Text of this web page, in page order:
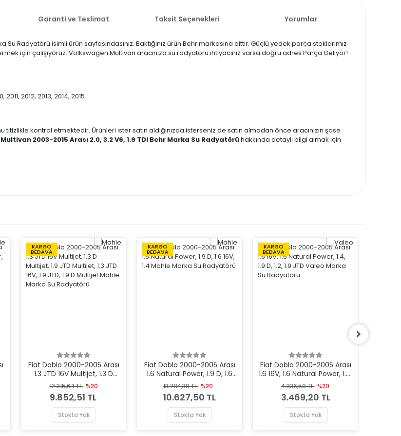
Garanti ve Teslimat Taksit Seçenekleri Yorumlar
Su Radyatörü isimli ürün sayfasındasınız. Baktığınız ürün Behr markasına aittir. Güçlü yedek parça stoklarımız
için çalışıyoruz. Volkswagen Multivan aracınıza su radyatörü ihtiyacınız varsa doğru adres Parça Geliyor!
2012, 2013, 2014, 2015
titizlikle kontrol etmektedir. Ürünleri ister satın aldığınızda isterseniz de satın almadan önce aracınızın şase
2003-2015 Arası 2.0, 3.2 V6, 1.9 TDI Behr Marka Su Radyatörühakkında detaylı bilgi almak için
KARGO
BEDAVA
Fiat Doblo 2000-2005 Arası
1.3 JTD 16V Multijet, 1.3 D
Multijet, 1.9 JTD Multijet, 1.3
JTD 16V, 1.9 JTD, 1.9 D
Multijet Mahle Marka Su
12.315,64 TL %20
9.852,51 TL
Stokta Yok
KARGO
BEDAVA
Fiat Doblo 2000-2005 Arası
1.6 Natural Power, 1.9 D, 1.6
16V, 1.4 Mahle Marka Su
Radyatörü
13.284,38 TL %20
10.627,50 TL
Stokta Yok
KARGO
BEDAVA
Fiat Doblo 2000-2005 Arası
1.6 16V, 1.6 Natural Power, 1.4,
1.9 D, 1.2, 1.9 JTD Valeo Marka
Su Radyatörü
4.336,50 TL %20
3.469,20 TL
Stokta Yok